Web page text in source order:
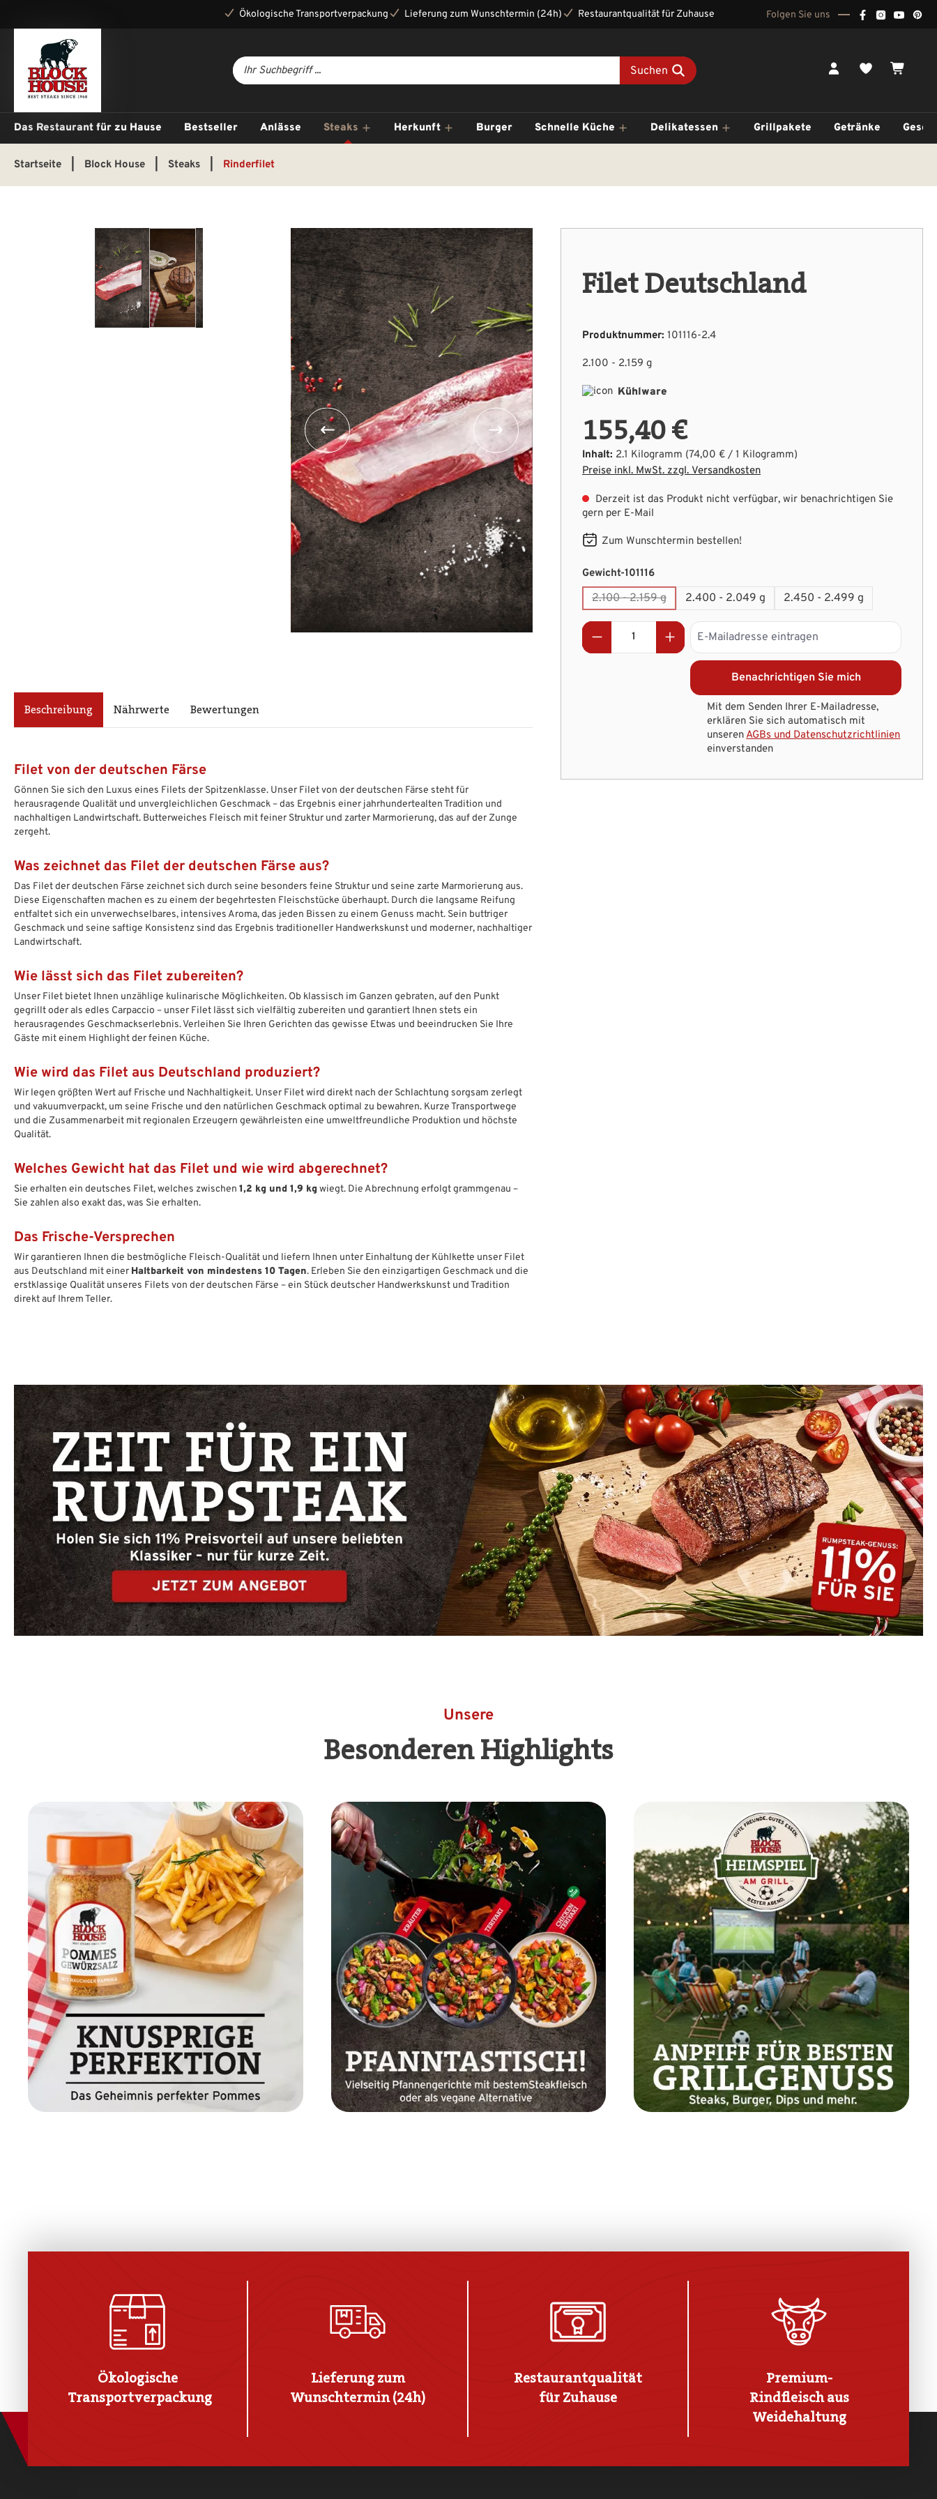
Ökologische Transportverpackung Lieferung zum Wunschtermin (24h) Restaurantqualität für Zuhause Folgen Sie uns
Suchen Du hast 0
Das Restaurant für zu Hause Bestseller Anlässe Steaks Herkunft Burger Schnelle Küche Delikatessen Grillpakete Getränke
Startseite Block House Steaks Rinderfilet
Bildergalerie überspringen
Beschreibung Nährwerte Bewertungen
Filet von der deutschen Färse
Gönnen Sie sich den Luxus eines Filets der Spitzenklasse. Unser Filet von der deutschen Färse steht für
herausragende Qualität und unvergleichlichen Geschmack – das Ergebnis einer jahrhundertealten Tradition und
nachhaltigen Landwirtschaft. Butterweiches Fleisch mit feiner Struktur und zarter Marmorierung, das auf der Zunge
zergeht.
Was zeichnet das Filet der deutschen Färse aus?
Das Filet der deutschen Färse zeichnet sich durch seine besonders feine Struktur und seine zarte Marmorierung aus.
Diese Eigenschaften machen es zu einem der begehrtesten Fleischstücke überhaupt. Durch die langsame Reifung
entfaltet sich ein unverwechselbares, intensives Aroma, das jeden Bissen zu einem Genuss macht. Sein buttriger
Geschmack und seine saftige Konsistenz sind das Ergebnis traditioneller Handwerkskunst und moderner, nachhaltiger
Landwirtschaft.
Wie lässt sich das Filet zubereiten?
Unser Filet bietet Ihnen unzählige kulinarische Möglichkeiten. Ob klassisch im Ganzen gebraten, auf den Punkt
gegrillt oder als edles Carpaccio – unser Filet lässt sich vielfältig zubereiten und garantiert Ihnen stets ein
herausragendes Geschmackserlebnis. Verleihen Sie Ihren Gerichten das gewisse Etwas und beeindrucken Sie Ihre
Gäste mit einem Highlight der feinen Küche.
Wie wird das Filet aus Deutschland produziert?
Wir legen größten Wert auf Frische und Nachhaltigkeit. Unser Filet wird direkt nach der Schlachtung sorgsam zerlegt
und vakuumverpackt, um seine Frische und den natürlichen Geschmack optimal zu bewahren. Kurze Transportwege
und die Zusammenarbeit mit regionalen Erzeugern gewährleisten eine umweltfreundliche Produktion und höchste
Qualität.
Welches Gewicht hat das Filet und wie wird abgerechnet?
Sie erhalten ein deutsches Filet, welches zwischen 1,2 kg und 1,9 kgwiegt. Die Abrechnung erfolgt grammgenau –
Sie zahlen also exakt das, was Sie erhalten.
Das Frische-Versprechen
Wir garantieren Ihnen die bestmögliche Fleisch-Qualität und liefern Ihnen unter Einhaltung der Kühlkette unser Filet
aus Deutschland mit einer Haltbarkeit von mindestens 10 Tagen. Erleben Sie den einzigartigen Geschmack und die
erstklassige Qualität unseres Filets von der deutschen Färse – ein Stück deutscher Handwerkskunst und Tradition
direkt auf Ihrem Teller.
Filet Deutschland
Produktnummer: 101116-2.4
2.100 - 2.159 g
Kühlware
155,40 €
Inhalt: 2.1 Kilogramm (74,00 € / 1 Kilogramm)
Preise inkl. MwSt. zzgl. Versandkosten
Derzeit ist das Produkt nicht verfügbar, wir benachrichtigen Sie
gern per E-Mail
Zum Wunschtermin bestellen!
Gewicht-101116auswählen
2.100 - 2.159 g
(Diese Option ist zurzeit nicht verfügbar.)
2.400 - 2.049 g 2.450 - 2.499 g
Benachrichtigen Sie mich
Mit dem Senden Ihrer E-Mailadresse,
erklären Sie sich automatisch mit
unserenAGBs und Datenschutzrichtlinien
einverstanden
Unsere
Besonderen Highlights
Ökologische
Transportverpackung
Lieferung zum
Wunschtermin (24h)
Restaurantqualität
für Zuhause
Premium-
Rindfleisch aus
Weidehaltung